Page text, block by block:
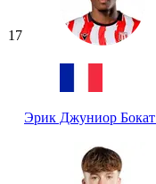
17
Эрик Джуниор Бокат